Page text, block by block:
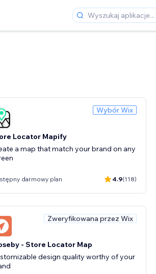
Wybór Wix
Locator Mapify
a map that match your brand on any
darmowy plan 4.9(118)
Zweryfikowana przez Wix
- Store Locator Map
design quality worthy of your